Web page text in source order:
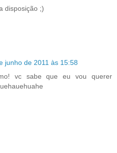
disposição ;)
junho de 2011 às 15:58
vc sabe que eu vou querer